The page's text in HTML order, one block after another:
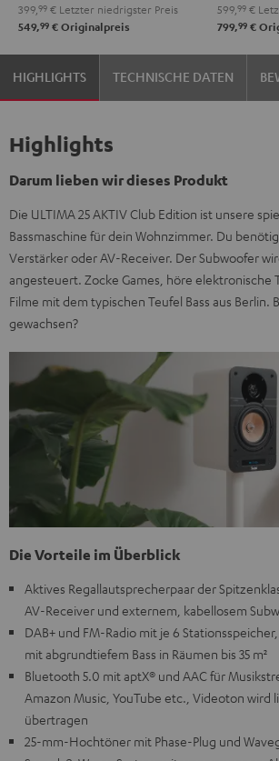
399, 99 € Letzter niedrigster Preis
549,99 € Originalpreis
250
USB
Night
Black
250
USB
599, 99 €
799,99 €
HIGHLIGHTS TECHNISCHE DATEN
Highlights
Darum lieben wir dieses Produkt
Die ULTIMA 25 AKTIV Club Edition ist unsere
Bassmaschine für dein Wohnzimmer. Du
Verstärker oder AV-Receiver. Der Subwoofer
angesteuert. Zocke Games, höre elektronische
Filme mit dem typischen Teufel Bass aus Berlin.
gewachsen?
Die Vorteile im Überblick
Aktives Regallautsprecherpaar der
AV-Receiver und externem, kabellosem
DAB+ und FM-Radio mit je 6
mit abgrundtiefem Bass in Räumen bis 35 m²
Bluetooth 5.0 mit aptX® und AAC für
Amazon Music, YouTube etc., Videoton wird
übertragen
25-mm-Hochtöner mit Phase-Plug und